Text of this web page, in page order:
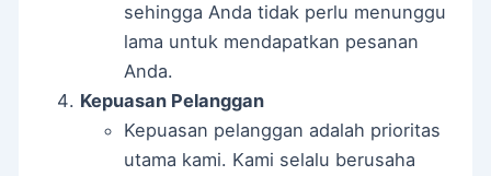
sehingga Anda tidak perlu menunggu
lama untuk mendapatkan pesanan
Anda.
Kepuasan Pelanggan
Kepuasan pelanggan adalah prioritas
utama kami. Kami selalu berusaha